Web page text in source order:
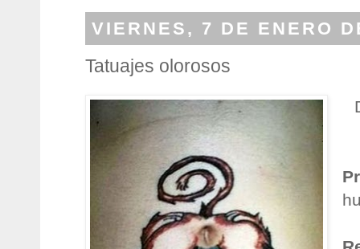
VIERNES, 7 DE ENERO
Tatuajes olorosos